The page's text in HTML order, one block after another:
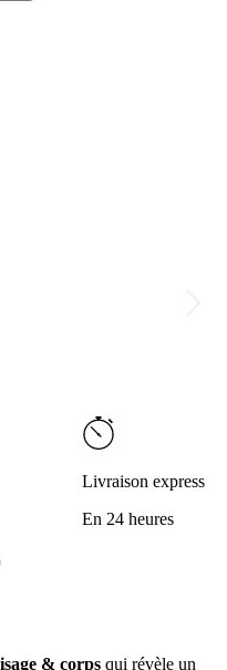
Livraison express
En 24 heures
& corps qui révèle un